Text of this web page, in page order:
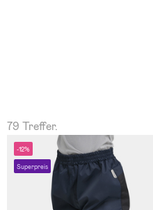
79 Treffer.
-12%
Superpreis